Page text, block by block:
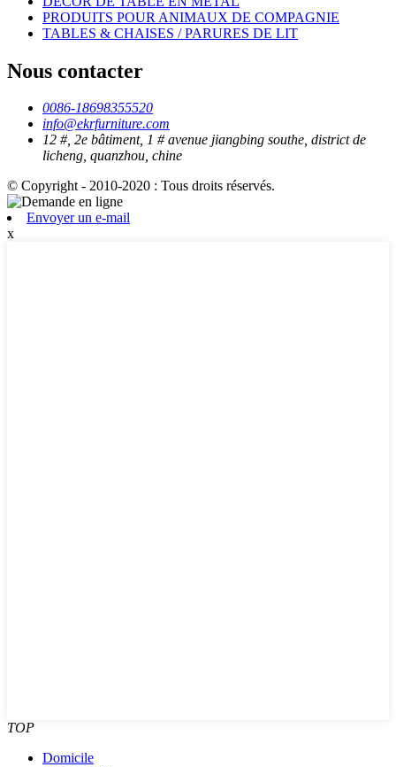
PRODUITS POUR ANIMAUX DE COMPAGNIE
TABLES & CHAISES / PARURES DE LIT
Nous contacter
0086-18698355520
info@ekrfurniture.com
12 #, 2e bâtiment, 1 # avenue jiangbing southe, district de
licheng, quanzhou, chine
© Copyright - 2010-2020 : Tous droits réservés.
Envoyer un e-mail
x
TOP
Domicile